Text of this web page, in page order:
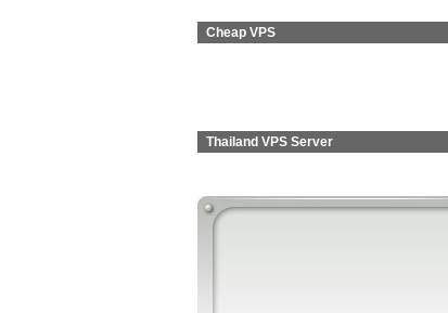
Cheap VPS
Thailand VPS Server